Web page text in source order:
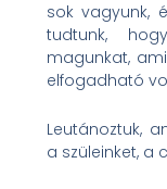
sok vagyunk,
tudtunk,
magunkat,
elfogadható
Leutánoztuk,
a szüleinket, a